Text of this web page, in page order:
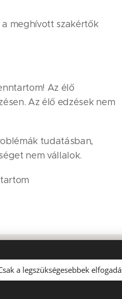
meghívott szakértők
Az élő
Az élő edzések nem
tudatásban,
nem vállalok.
a legszükségesebbek